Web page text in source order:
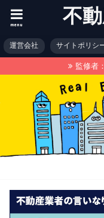
不
menu
運営会社 サイトポリシ
監修者